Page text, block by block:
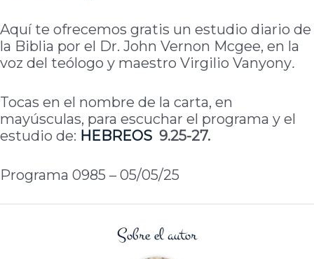
Aquí te ofrecemos gratis un estudio diario de
la Biblia por el Dr. John Vernon Mcgee, en la
voz del teólogo y maestro Virgilio Vanyony.
Tocas en el nombre de la carta, en
mayúsculas, para escuchar el programa y el
estudio de: HEBREOS 9.25-27.
Programa 0985 – 05/05/25
Sobre el autor